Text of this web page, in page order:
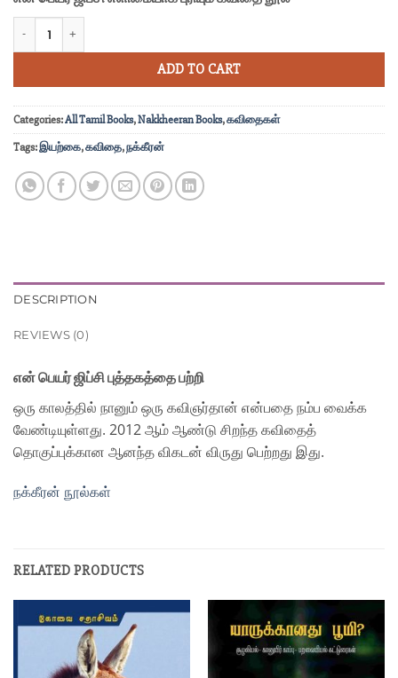
was: is:
ADD TO CART
Categories:All Tamil Books,Nakkheeran Books,கவிதைகள்
Tags:இயற்கை,கவிதை,நக்கீரன்
DESCRIPTION
REVIEWS (0)
என் பெயர் ஜிப்சி புத்தகத்தை பற்றி
ஒரு காலத்தில் நானும் ஒரு கவிஞர்தான் என்பதை நம்ப வைக்க
வேண்டியுள்ளது. 2012 ஆம் ஆண்டு சிறந்த கவிதைத்
தொகுப்புக்கான ஆனந்த விகடன் விருது பெற்றது இது.
நக்கீரன் நூல்கள்
RELATED PRODUCTS